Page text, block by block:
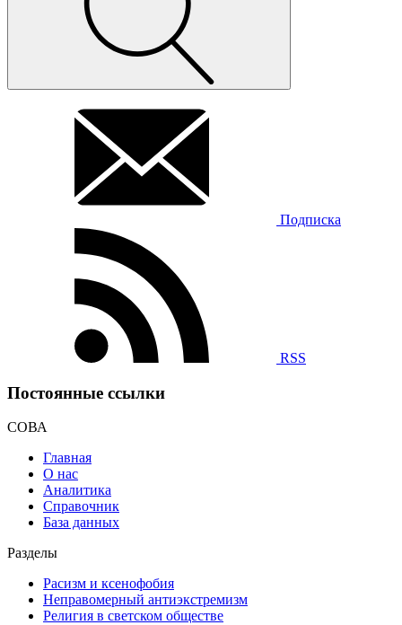
Подписка
RSS
Постоянные ссылки
СОВА
Главная
О нас
Аналитика
Справочник
База данных
Разделы
Расизм и ксенофобия
Неправомерный антиэкстремизм
Религия в светском обществе